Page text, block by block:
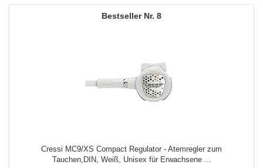
8
Cressi MC9/XS Compact Regulator - Atemregler zum
Tauchen,DIN, Weiß, Unisex für Erwachsene ...